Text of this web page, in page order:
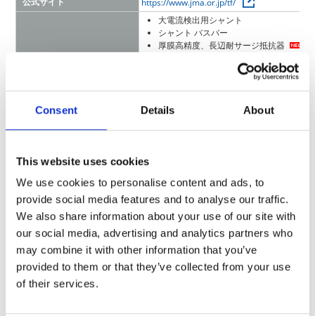
Consent Details About
This website uses cookies
We use cookies to personalise content and ads, to
provide social media features and to analyse our traffic.
We also share information about your use of our site with
our social media, advertising and analytics partners who
may combine it with other information that you’ve
provided to them or that they’ve collected from your use
of their services.
https://www.jma.or.jp/tf/
大電流検出用シャント
シャント バスバー
厚膜高精度、長辺耐サージ抵抗器
溶断機能付き小形巻線抵抗器
【大電流検出用シャン
ト】